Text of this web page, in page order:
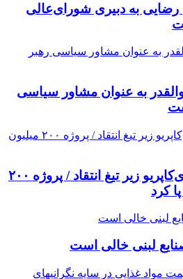
به دبیری شورای‌عالی
به عنوان مشاور سیاسی
جف بزوس و لئوناردو دی‌کاپریو زیر تیغ انتقاد / پروژه ۲۰۰
کرد
لبنی خالی است